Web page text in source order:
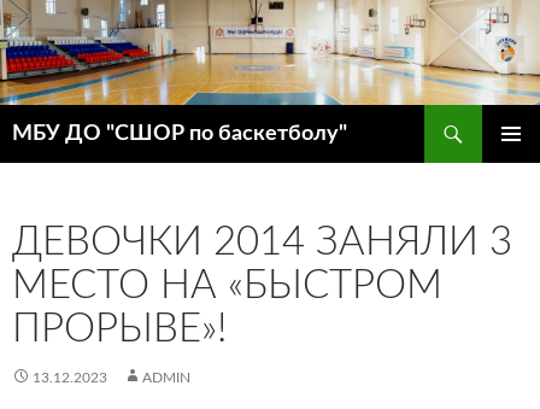
МБУ ДО "СШОР по баскетболу"
ДЕВОЧКИ 2014 ЗАНЯЛИ 3
МЕСТО НА «БЫСТРОМ
ПРОРЫВЕ»!
13.12.2023 ADMIN